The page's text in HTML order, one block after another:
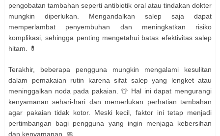
pengobatan tambahan seperti antibiotik oral atau tindakan dokter
mungkin diperlukan. Mengandalkan salep saja dapat
memperlambat penyembuhan dan meningkatkan risiko
komplikasi, sehingga penting mengetahui batas efektivitas salep
hitam. 💊
Terakhir, beberapa pengguna mungkin mengalami kesulitan
dalam pemakaian rutin karena sifat salep yang lengket atau
meninggalkan noda pada pakaian. 👕 Hal ini dapat mengurangi
kenyamanan sehari-hari dan memerlukan perhatian tambahan
agar pakaian tidak kotor. Meski kecil, faktor ini tetap menjadi
pertimbangan bagi pengguna yang ingin menjaga kebersihan
dan kenyamanan. 🧼